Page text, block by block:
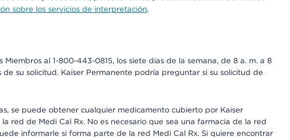
sobre los servicios de interpretación.
al 1-800-443-0815, los siete días de la semana, de 8 a. m. a 8
su solicitud. Kaiser Permanente podría preguntar si su solicitud de
se puede obtener cualquier medicamento cubierto por Kaiser
red de Medi Cal Rx. No es necesario que sea una farmacia de la red
informarle si forma parte de la red Medi Cal Rx. Si quiere encontrar